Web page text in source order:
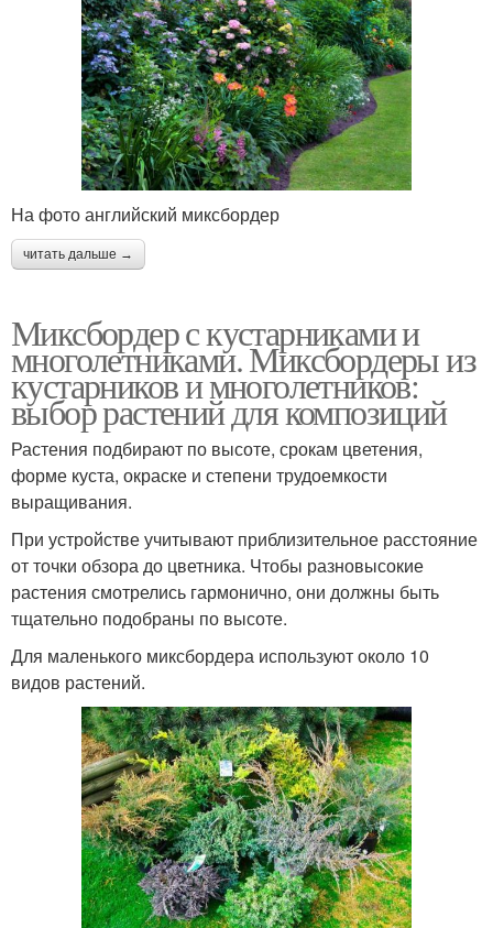
На фото английский миксбордер
читать дальше →
Миксбордер с кустарниками и
многолетниками. Миксбордеры из
кустарников и многолетников:
выбор растений для композиций
Растения подбирают по высоте, срокам цветения,
форме куста, окраске и степени трудоемкости
выращивания.
При устройстве учитывают приблизительное расстояние
от точки обзора до цветника. Чтобы разновысокие
растения смотрелись гармонично, они должны быть
тщательно подобраны по высоте.
Для маленького миксбордера используют около 10
видов растений.